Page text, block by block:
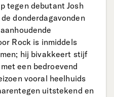
tegen debutant Josh
donderdagavonden
Rock is inmiddels
hij bivakkeert stijf
een bedroevend
vooral heelhuids
uitstekend en